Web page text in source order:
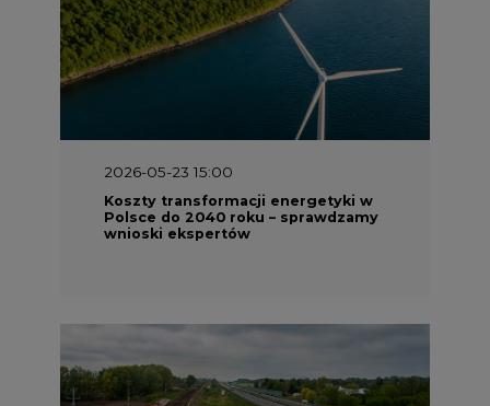
2026-05-23 15:00
Koszty transformacji energetyki w
Polsce do 2040 roku – sprawdzamy
wnioski ekspertów